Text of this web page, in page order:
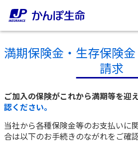
ご契約者さま
満期保険金・生存保険
請求
ご加入の保険がこれから満期等を迎
認ください。
当社から各種保険金等のお支払いに
合は以下のお手続きのながれをご確